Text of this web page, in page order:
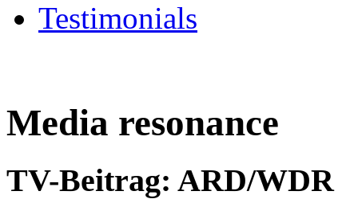
Testimonials
Media resonance
TV-Beitrag: ARD/WDR